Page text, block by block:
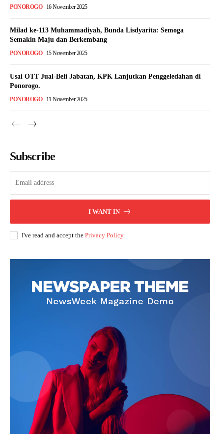
PONOROGO 16 November 2025
Milad ke-113 Muhammadiyah, Bunda Lisdyarita: Semoga
Semakin Maju dan Berkembang
PONOROGO 15 November 2025
Usai OTT Jual-Beli Jabatan, KPK Lanjutkan Penggeledahan di
Ponorogo.
PONOROGO 11 November 2025
Subscribe
I WANT IN
I've read and accept the Privacy Policy.